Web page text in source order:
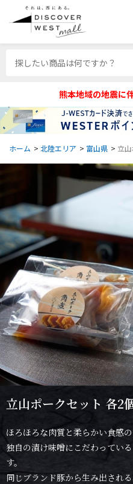
熊本地域の地震に
ホーム > 北陸エリア > 富山県 > 立
立山ポークセット 各2
ほろほろな肉質と柔らかい食感
独自の漬け味噌にこだわってい
す。
同じブランド豚から生み出され